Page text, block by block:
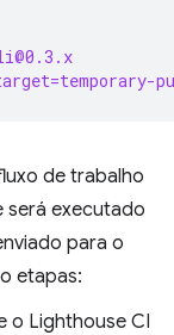
de trabalho
será executado
para o
etapas:
o Lighthouse CI